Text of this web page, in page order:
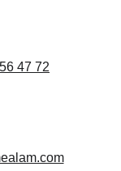
47 72